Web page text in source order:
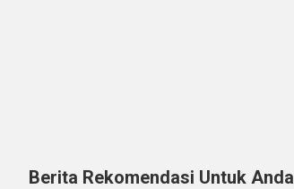
Berita Rekomendasi Untuk Anda